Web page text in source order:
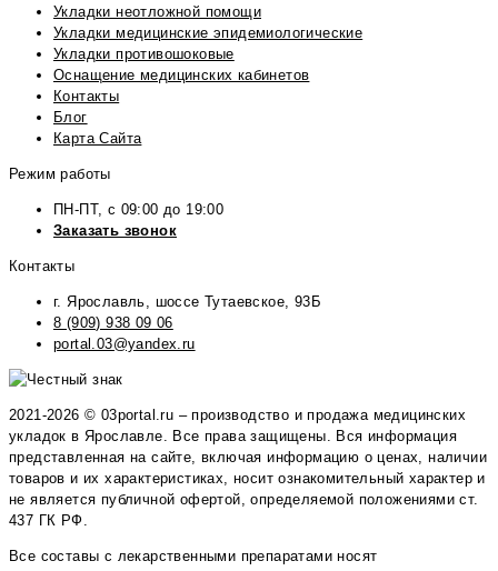
Укладки неотложной помощи
Укладки медицинские эпидемиологические
Укладки противошоковые
Оснащение медицинских кабинетов
Контакты
Блог
Карта Сайта
Режим работы
ПН-ПТ, с 09:00 до 19:00
Заказать звонок
Контакты
г. Ярославль, шоссе Тутаевское, 93Б
8 (909) 938 09 06
portal.03@yandex.ru
2021-2026 © 03portal.ru – производство и продажа медицинских
укладок в Ярославле. Все права защищены. Вся информация
представленная на сайте, включая информацию о ценах, наличии
товаров и их характеристиках, носит ознакомительный характер и
не является публичной офертой, определяемой положениями ст.
437 ГК РФ.
Все составы с лекарственными препаратами носят